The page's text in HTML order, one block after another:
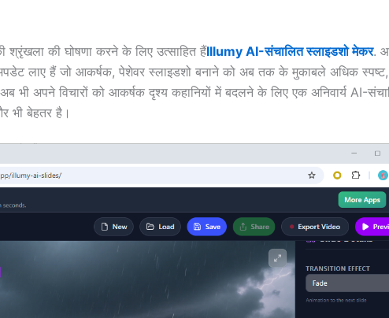
श्रृंखला की घोषणा करने के लिए उत्साहित हैंIllumy AI-संचालित स्लाइडशो मेकर.
लाए हैं जो आकर्षक, पेशेवर स्लाइडशो बनाने को अब तक के मुकाबले अधिक स्पष्ट,
भी अपने विचारों को आकर्षक दृश्य कहानियों में बदलने के लिए एक अनिवार्य AI-
भी बेहतर है।